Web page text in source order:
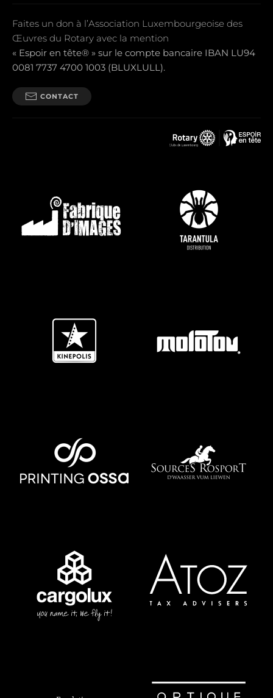
Faites un don à l’Association Luxembourgeoise des
Œuvres du Rotary avec la mention
« Espoir en tête® » sur le compte bancaire IBAN LU94
0081 7737 4700 1003 (BLUXLULL).
CONTACT